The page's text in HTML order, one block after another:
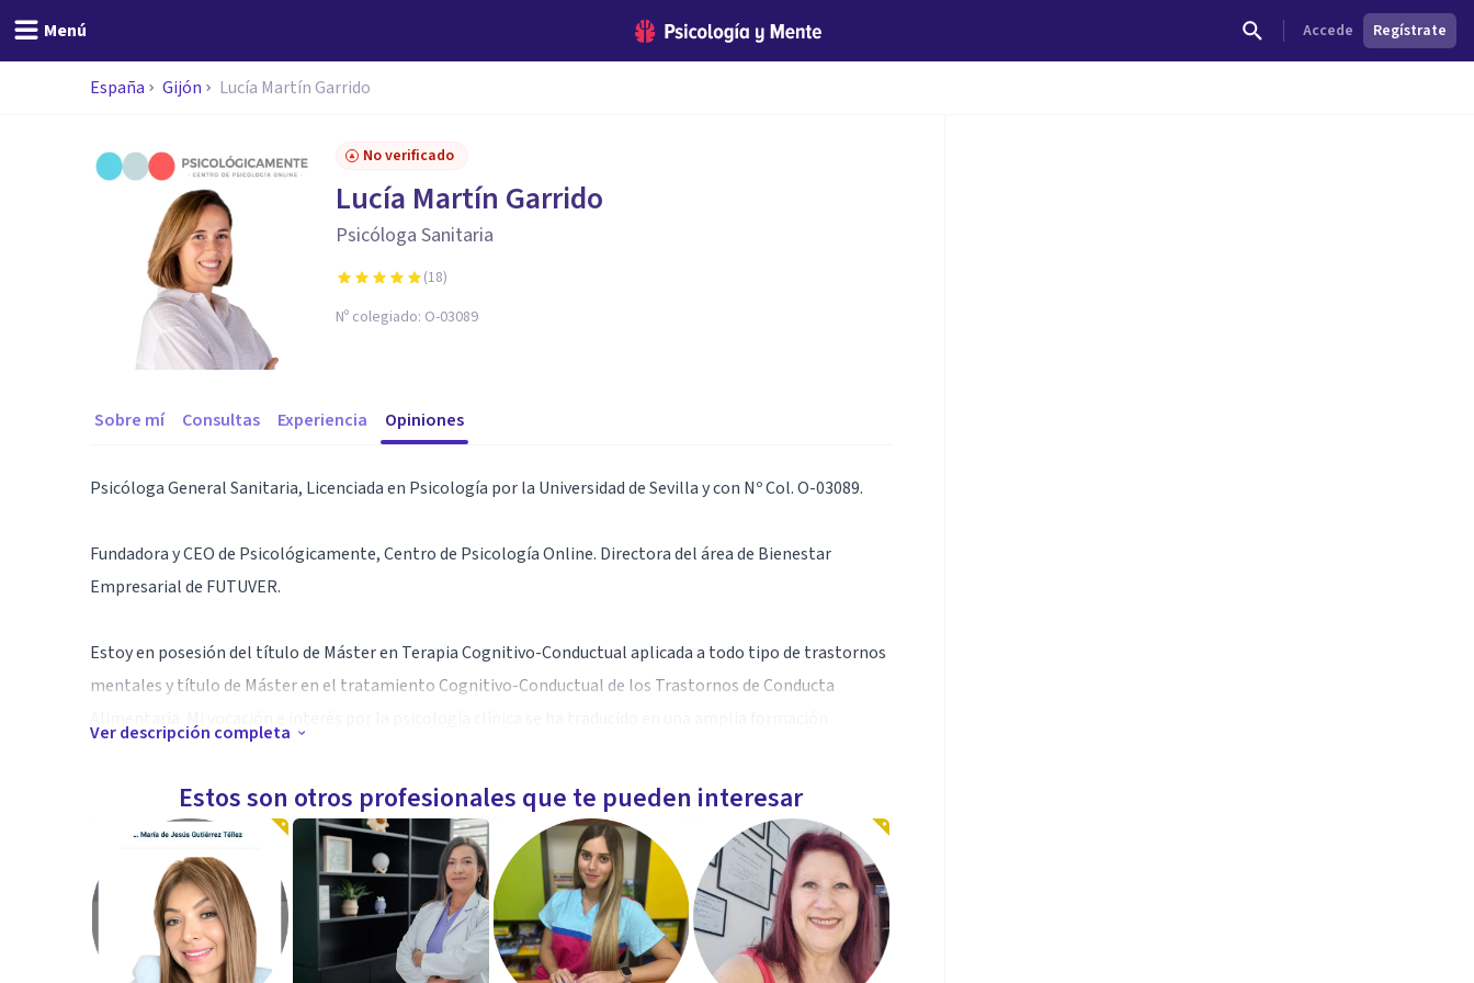
Menú Accede Regístrate
España Gijón Lucía Martín Garrido
No verificado
Lucía Martín Garrido
Psicóloga Sanitaria
(18)
Nº colegiado: O-03089
Sobre mí Consultas Experiencia Opiniones
Psicóloga General Sanitaria, Licenciada en Psicología por la Universidad de Sevilla y con Nº Col. O-03089.
Fundadora y CEO de Psicológicamente, Centro de Psicología Online. Directora del área de Bienestar
Empresarial de FUTUVER.
Estoy en posesión del título de Máster en Terapia Cognitivo-Conductual aplicada a todo tipo de trastornos
mentales y título de Máster en el tratamiento Cognitivo-Conductual de los Trastornos de Conducta
la Mentalización y Mindfulness.
Mi experiencia clínica se ha desarrollado principalmente en Madrid y Asturias, en diversos Centros de
Psicología de reconocido prestigio a nivel nacional. También he colaborado con unidades de psiquiatría y
empresas de consultoría.
Ver descripción completa
Estos son otros profesionales que te pueden interesar